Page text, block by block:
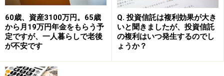
60歳、資産3100万円。65歳
から月19万円年金をもらう予
定ですが、一人暮らしで老後
が不安です
Q. 投資信託は複利効果が大き
いと聞きましたが、投資信託
の複利はいつ発生するのでし
ょうか？